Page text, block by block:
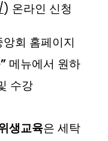
) 온라인 신청
회 홈페이지
메뉴에서 원하
수강
생교육은 세탁